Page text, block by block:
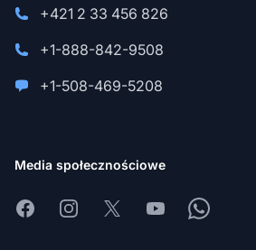
+421 2 33 456 826
+1-888-842-9508
+1-508-469-5208
Media społecznościowe
FacebookInstagram
X YoutubeWhatsapp